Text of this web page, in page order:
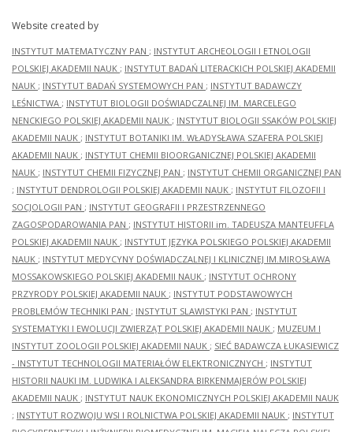
Website created by
INSTYTUT MATEMATYCZNY PAN ; INSTYTUT ARCHEOLOGII I ETNOLOGII
POLSKIEJ AKADEMII NAUK ; INSTYTUT BADAŃ LITERACKICH POLSKIEJ AKADEMII
NAUK ; INSTYTUT BADAŃ SYSTEMOWYCH PAN ; INSTYTUT BADAWCZY
LEŚNICTWA ; INSTYTUT BIOLOGII DOŚWIADCZALNEJ IM. MARCELEGO
NENCKIEGO POLSKIEJ AKADEMII NAUK ; INSTYTUT BIOLOGII SSAKÓW POLSKIEJ
AKADEMII NAUK ; INSTYTUT BOTANIKI IM. WŁADYSŁAWA SZAFERA POLSKIEJ
AKADEMII NAUK ; INSTYTUT CHEMII BIOORGANICZNEJ POLSKIEJ AKADEMII
NAUK ; INSTYTUT CHEMII FIZYCZNEJ PAN ; INSTYTUT CHEMII ORGANICZNEJ PAN
; INSTYTUT DENDROLOGII POLSKIEJ AKADEMII NAUK ; INSTYTUT FILOZOFII I
SOCJOLOGII PAN ; INSTYTUT GEOGRAFII I PRZESTRZENNEGO
ZAGOSPODAROWANIA PAN ; INSTYTUT HISTORII im. TADEUSZA MANTEUFFLA
POLSKIEJ AKADEMII NAUK ; INSTYTUT JĘZYKA POLSKIEGO POLSKIEJ AKADEMII
NAUK ; INSTYTUT MEDYCYNY DOŚWIADCZALNEJ I KLINICZNEJ IM.MIROSŁAWA
MOSSAKOWSKIEGO POLSKIEJ AKADEMII NAUK ; INSTYTUT OCHRONY
PRZYRODY POLSKIEJ AKADEMII NAUK ; INSTYTUT PODSTAWOWYCH
PROBLEMÓW TECHNIKI PAN ; INSTYTUT SLAWISTYKI PAN ; INSTYTUT
SYSTEMATYKI I EWOLUCJI ZWIERZĄT POLSKIEJ AKADEMII NAUK ; MUZEUM I
INSTYTUT ZOOLOGII POLSKIEJ AKADEMII NAUK ; SIEĆ BADAWCZA ŁUKASIEWICZ
- INSTYTUT TECHNOLOGII MATERIAŁÓW ELEKTRONICZNYCH ; INSTYTUT
HISTORII NAUKI IM. LUDWIKA I ALEKSANDRA BIRKENMAJERÓW POLSKIEJ
AKADEMII NAUK ; INSTYTUT NAUK EKONOMICZNYCH POLSKIEJ AKADEMII NAUK
; INSTYTUT ROZWOJU WSI I ROLNICTWA POLSKIEJ AKADEMII NAUK ; INSTYTUT